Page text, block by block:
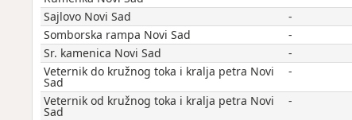
Sajlovo Novi Sad
-
Somborska rampa Novi Sad
-
Sr. kamenica Novi Sad
-
Veternik do kružnog toka i kralja petra Novi
Sad
-
Veternik od kružnog toka i kralja petra Novi
Sad
-